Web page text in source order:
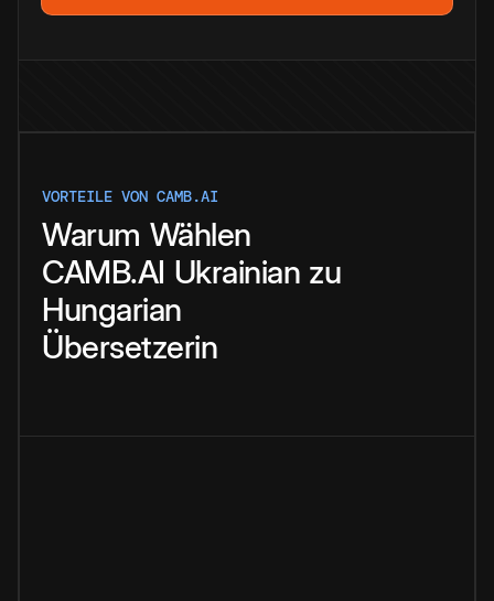
VORTEILE VON CAMB.AI
Warum Wählen
CAMB.AI Ukrainian zu
Hungarian
Übersetzerin